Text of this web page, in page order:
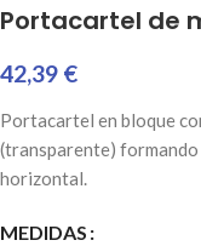
Portacartel de
42,39 €
Portacartel en bloque
(transparente)
horizontal.
MEDIDAS